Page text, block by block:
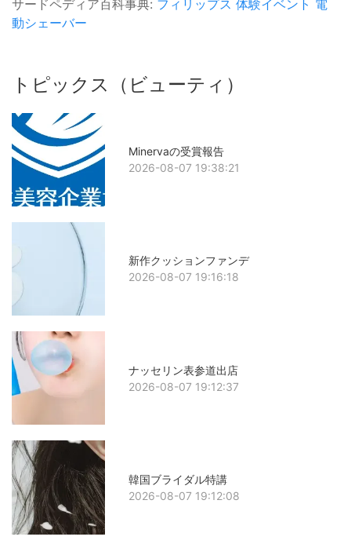
サードペディア百科事典: フィリップス 体験イベント 電
動シェーバー
トピックス（ビューティ）
Minervaの受賞報告
2026-08-07 19:38:21
新作クッションファンデ
2026-08-07 19:16:18
ナッセリン表参道出店
2026-08-07 19:12:37
韓国ブライダル特講
2026-08-07 19:12:08